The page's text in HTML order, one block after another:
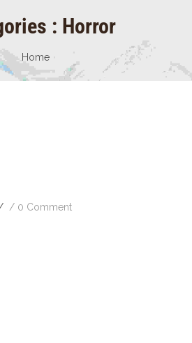
: Horror
Home
/ 0 Comment